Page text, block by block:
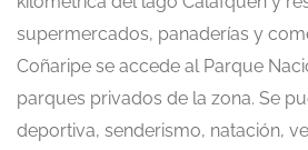
supermercados, panaderías y
Coñaripe se accede al Parque
parques privados de la zona. Se
deportiva, senderismo, natación,